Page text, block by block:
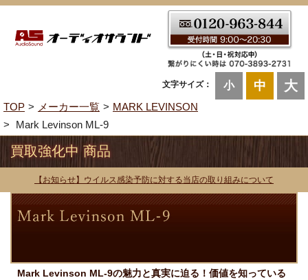
文字サイズ： 小 中 大
TOP メーカー一覧
MARK LEVINSON
Mark Levinson ML-9
買取強化中 商品
【お知らせ】ウイルス感染予防に対する当店の取り組みについて
Mark Levinson ML-9の魅力と真実に迫る！価値を知っている